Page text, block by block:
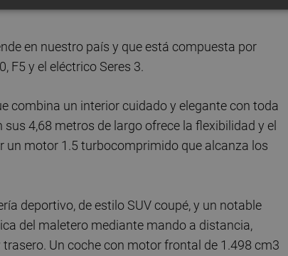
en nuestro país y que está compuesta por
F5 y el eléctrico Seres 3.
combina un interior cuidado y elegante con toda
4,68 metros de largo ofrece la flexibilidad y el
un motor 1.5 turbocomprimido que alcanza los
deportivo, de estilo SUV coupé, y un notable
del maletero mediante mando a distancia,
Un coche con motor frontal de 1.498 cm3